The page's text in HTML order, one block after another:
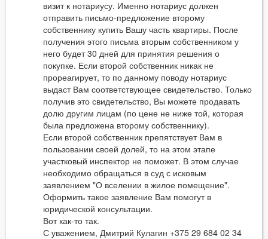
визит к нотариусу. Именно нотариус должен
отправить письмо-предложение второму
собственнику купить Вашу часть квартиры. После
получения этого письма вторым собственником у
него будет 30 дней для принятия решения о
покупке. Если второй собственник никак не
прореагирует, то по данному поводу нотариус
выдаст Вам соответствующее свидетельство. Только
получив это свидетельство, Вы можете продавать
долю другим лицам (по цене не ниже той, которая
была предложена второму собственнику).
Если второй собственник препятствует Вам в
пользовании своей долей, то на этом этапе
участковый инспектор не поможет. В этом случае
необходимо обращаться в суд с исковым
заявлением "О вселении в жилое помещение".
Оформить такое заявление Вам помогут в
юридической консультации.
Вот как-то так.
С уважением, Дмитрий Кулагин +375 29 684 02 34